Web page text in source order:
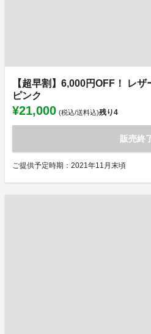
【超早割】6,000円OFF！ レ
ピンク
¥21,000 (税込/送料込)残り4
販売終
ご提供予定時期：2021年11月末頃